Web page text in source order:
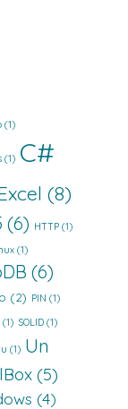
(1)
(1) C#
(8)
(6) HTTP (1)
(1)
(6)
(2) PIN (1)
(1) SOLID (1)
(1) Un
(5)
(4)